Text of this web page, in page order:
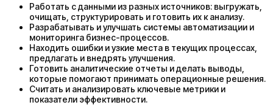
Работать с данными из разных источников: выгружать,
очищать, структурировать и готовить их к анализу.
Разрабатывать и улучшать системы автоматизации и
мониторинга бизнес-процессов.
Находить ошибки и узкие места в текущих процессах,
предлагать и внедрять улучшения.
Готовить аналитические отчеты и делать выводы,
которые помогают принимать операционные решения.
Считать и анализировать ключевые метрики и
показатели эффективности.